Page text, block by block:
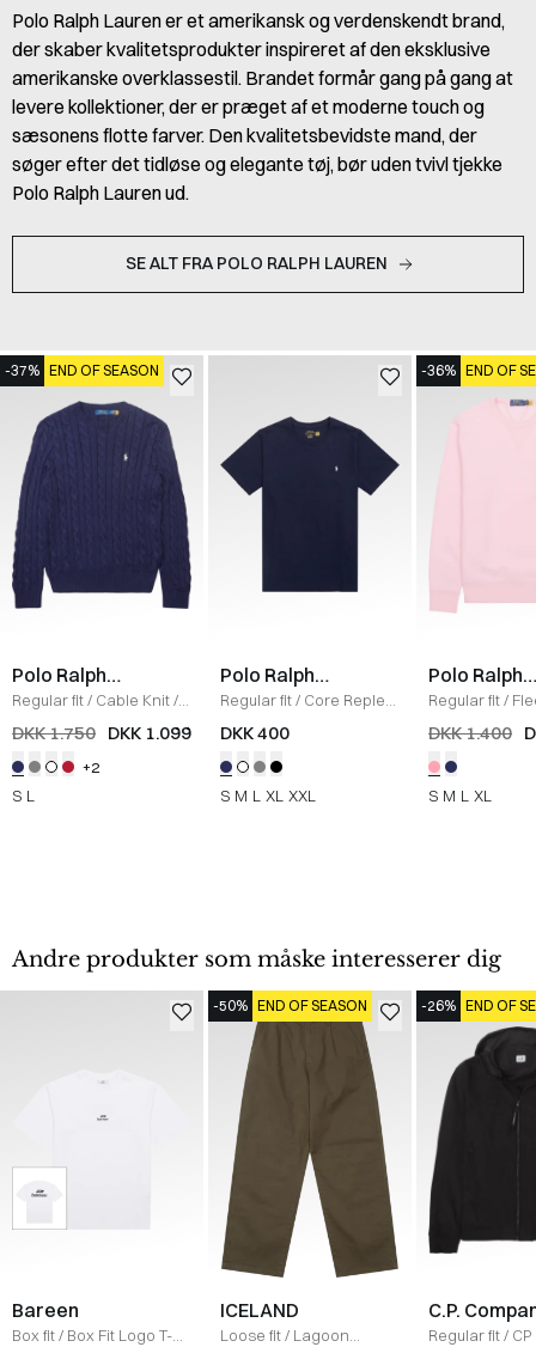
Polo Ralph Lauren er et amerikansk og verdenskendt brand,
der skaber kvalitetsprodukter inspireret af den eksklusive
amerikanske overklassestil. Brandet formår gang på gang at
levere kollektioner, der er præget af et moderne touch og
sæsonens flotte farver. Den kvalitetsbevidste mand, der
søger efter det tidløse og elegante tøj, bør uden tvivl tjekke
Polo Ralph Lauren ud.
SE ALT FRA POLO RALPH LAUREN
-37% END OF SEASON
Polo Ralph
Lauren
Regular fit/ Cable Knit/
NAVY
DKK 1.750 DKK 1.099
+2
S L
Polo Ralph
Lauren
Regular fit/ Core Replen
Logo Tee
DKK 400
S M L XL XXL
-36% END OF
Polo Ralph
Lauren
Regular fit/
Sweatshirt
DKK 1.400
S M L XL
Andre produkter som måske interesserer dig
Bareen
Box fit/ Box Fit Logo T-
-50% END OF SEASON
ICELAND
Loose fit/ Lagoon
-26% END OF
C.P.
Regular fit/